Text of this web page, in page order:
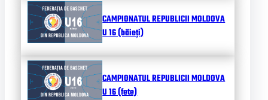
CAMPIONATUL REPUBLICII MOLDOVA
U 16 (băieți)
CAMPIONATUL REPUBLICII MOLDOVA
U 16 (fete)